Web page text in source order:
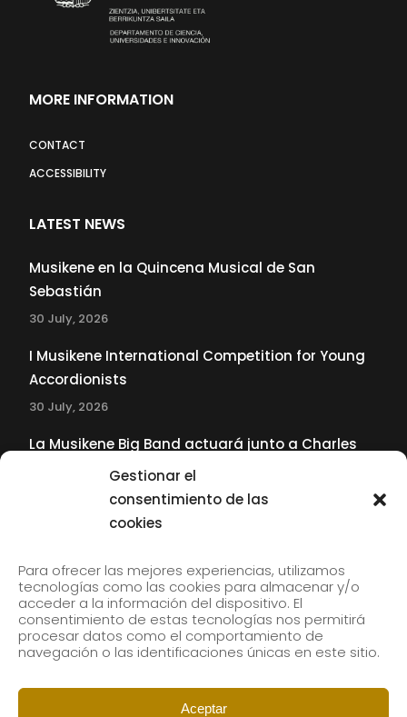
Gestionar el
consentimiento de las
cookies
Para ofrecer las mejores experiencias, utilizamos
tecnologías como las cookies para almacenar y/o
acceder a la información del dispositivo. El
consentimiento de estas tecnologías nos permitirá
procesar datos como el comportamiento de
navegación o las identificaciones únicas en este sitio.
Aceptar
MORE INFORMATION
CONTACT
ACCESSIBILITY
LATEST NEWS
Musikene en la Quincena Musical de San
Sebastián
30 July, 2026
I Musikene International Competition for Young
Accordionists
30 July, 2026
La Musikene Big Band actuará junto a Charles
Tolliver en el 61 Jazzaldia
Subscribe to our newsletter to receive our news by
email.